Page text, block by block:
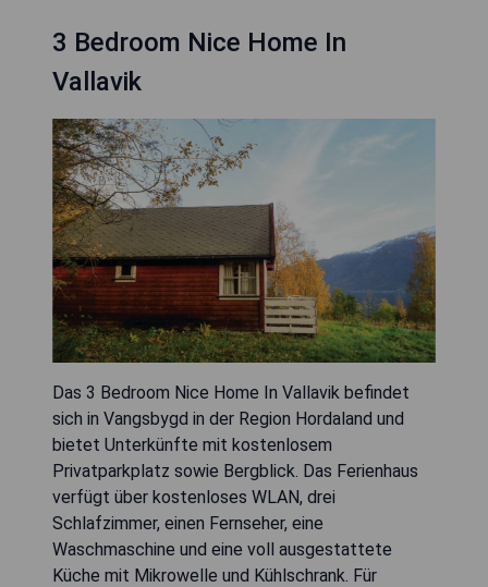
3 Bedroom Nice Home In
Vallavik
Das 3 Bedroom Nice Home In Vallavik befindet
sich in Vangsbygd in der Region Hordaland und
bietet Unterkünfte mit kostenlosem
Privatparkplatz sowie Bergblick. Das Ferienhaus
verfügt über kostenloses WLAN, drei
Schlafzimmer, einen Fernseher, eine
Waschmaschine und eine voll ausgestattete
Küche mit Mikrowelle und Kühlschrank. Für